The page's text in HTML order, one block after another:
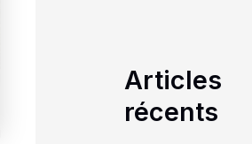
Articles
récents